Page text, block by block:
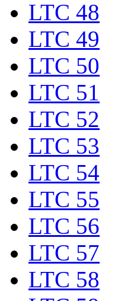
LTC 48
LTC 49
LTC 50
LTC 51
LTC 52
LTC 53
LTC 54
LTC 55
LTC 56
LTC 57
LTC 58